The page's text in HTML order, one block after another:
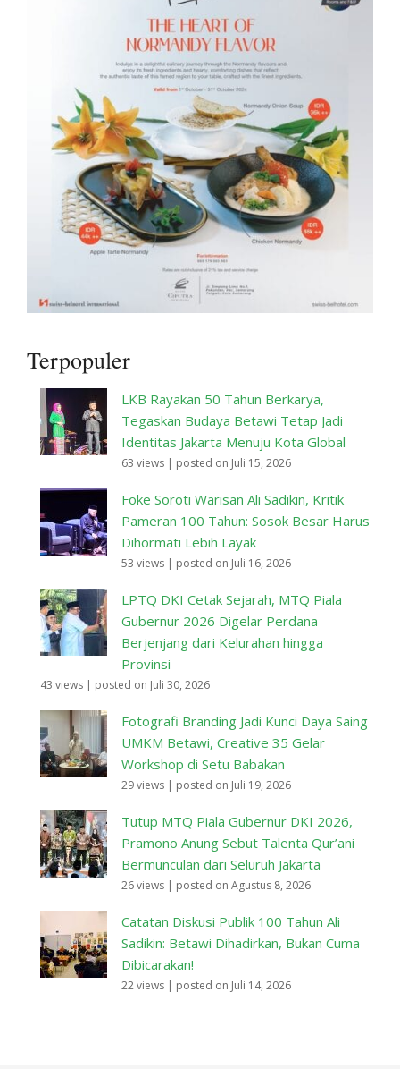
Terpopuler
LKB Rayakan 50 Tahun Berkarya,
Tegaskan Budaya Betawi Tetap Jadi
Identitas Jakarta Menuju Kota Global
63 views | posted on Juli 15, 2026
Foke Soroti Warisan Ali Sadikin, Kritik
Pameran 100 Tahun: Sosok Besar Harus
Dihormati Lebih Layak
53 views | posted on Juli 16, 2026
LPTQ DKI Cetak Sejarah, MTQ Piala
Gubernur 2026 Digelar Perdana
Berjenjang dari Kelurahan hingga
Provinsi
43 views | posted on Juli 30, 2026
Fotografi Branding Jadi Kunci Daya Saing
UMKM Betawi, Creative 35 Gelar
Workshop di Setu Babakan
29 views | posted on Juli 19, 2026
Tutup MTQ Piala Gubernur DKI 2026,
Pramono Anung Sebut Talenta Qur’ani
Bermunculan dari Seluruh Jakarta
26 views | posted on Agustus 8, 2026
Catatan Diskusi Publik 100 Tahun Ali
Sadikin: Betawi Dihadirkan, Bukan Cuma
Dibicarakan!
22 views | posted on Juli 14, 2026